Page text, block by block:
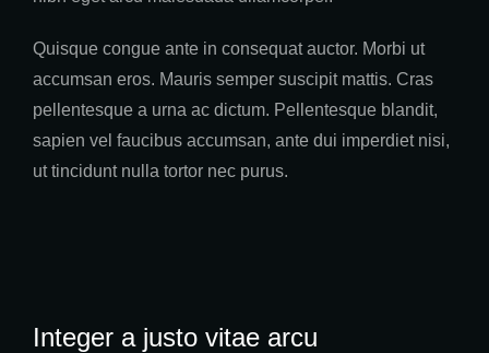
Quisque congue ante in consequat auctor. Morbi ut
accumsan eros. Mauris semper suscipit mattis. Cras
pellentesque a urna ac dictum. Pellentesque blandit,
sapien vel faucibus accumsan, ante dui imperdiet nisi,
ut tincidunt nulla tortor nec purus.
Integer a justo vitae arcu